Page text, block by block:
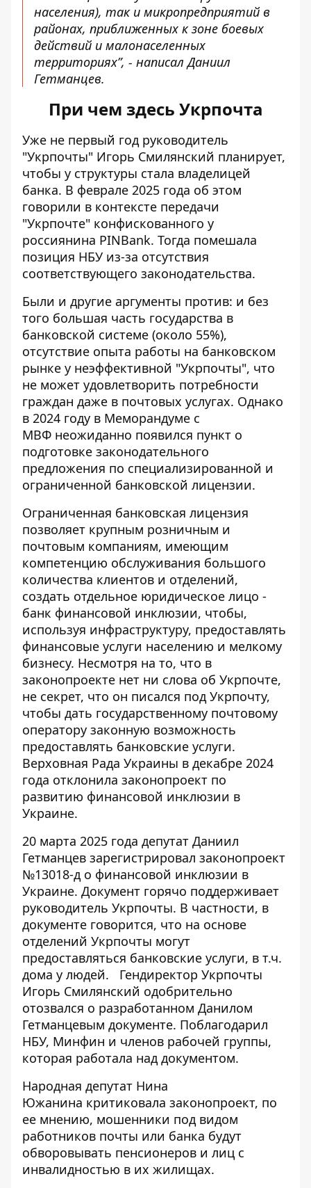
населения), так и микропредприятий в
районах, приближенных к зоне боевых
действий и малонаселенных
территориях”, - написал Даниил
Гетманцев.
При чем здесь Укрпочта
Уже не первый год руководитель
"Укрпочты" Игорь Смилянский планирует,
чтобы у структуры стала владелицей
банка. В феврале 2025 года об этом
говорили в контексте передачи
"Укрпочте" конфискованного у
россиянина PINBank. Тогда помешала
позиция НБУ из-за отсутствия
соответствующего законодательства.
Были и другие аргументы против: и без
того большая часть государства в
банковской системе (около 55%),
отсутствие опыта работы на банковском
рынке у неэффективной "Укрпочты", что
не может удовлетворить потребности
граждан даже в почтовых услугах. Однако
в 2024 году в Меморандуме с
МВФ неожиданно появился пункт о
подготовке законодательного
предложения по специализированной и
ограниченной банковской лицензии.
Ограниченная банковская лицензия
позволяет крупным розничным и
почтовым компаниям, имеющим
компетенцию обслуживания большого
количества клиентов и отделений,
создать отдельное юридическое лицо -
банк финансовой инклюзии, чтобы,
используя инфраструктуру, предоставлять
финансовые услуги населению и мелкому
бизнесу. Несмотря на то, что в
законопроекте нет ни слова об Укрпочте,
не секрет, что он писался под Укрпочту,
чтобы дать государственному почтовому
оператору законную возможность
предоставлять банковские услуги.
Верховная Рада Украины в декабре 2024
года отклонила законопроект по
развитию финансовой инклюзии в
Украине.
20 марта 2025 года депутат Даниил
Гетманцев зарегистрировал законопроект
№13018-д о финансовой инклюзии в
Украине. Документ горячо поддерживает
руководитель Укрпочты. В частности, в
документе говорится, что на основе
отделений Укрпочты могут
предоставляться банковские услуги, в т.ч.
дома у людей. Гендиректор Укрпочты
Игорь Смилянский одобрительно
отозвался о разработанном Данилом
Гетманцевым документе. Поблагодарил
НБУ, Минфин и членов рабочей группы,
которая работала над документом.
Народная депутат Нина
Южанина критиковала законопроект, по
ее мнению, мошенники под видом
работников почты или банка будут
обворовывать пенсионеров и лиц с
инвалидностью в их жилищах.